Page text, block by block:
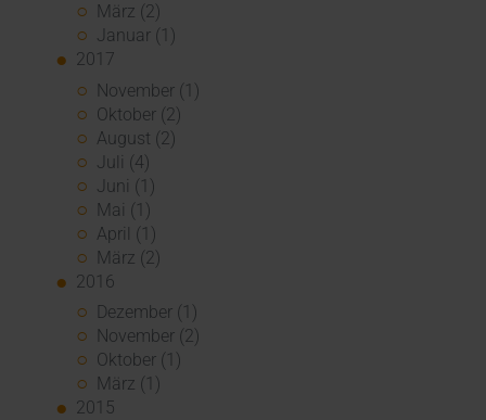
März (2)
Januar (1)
2017
November (1)
Oktober (2)
August (2)
Juli (4)
Juni (1)
Mai (1)
April (1)
März (2)
2016
Dezember (1)
November (2)
Oktober (1)
März (1)
2015